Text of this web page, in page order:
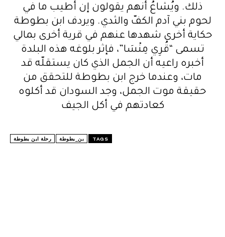
ذلك. ويُشاعُ أنهم يقولون إن أطيب ما في
لحوم بني آدم الكفّ والثدي. ويردف ابن بطوطة
حكاية أخرى شهدها عنهم في قرية أخرى بمالي
تسمى “قُرِي مِنْسَا”، فإثر بلوغه هذه البلدة
أخبره راعيه أن الجمل الذي كان يستقلّه قد
مات، وعندما خرج ابن بطوطة للتحقق من
حقيقة موت الجمل، وجد السودان قد أكلوه
كعادتهم في أكل الجيف
TAGS بن_بطوطة رحلة ابن بطوطة